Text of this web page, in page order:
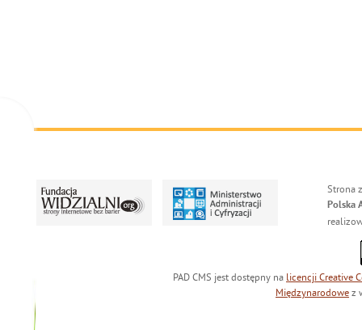
Strona
Polska
PAD CMS jest dostępny na licencji Creative
Międzynarodowe z